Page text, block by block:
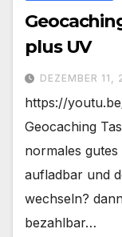
plus UV
DEZEMBER 11,
https://
Geocaching
normales
aufladbar und
wechseln?
bezahlbar…